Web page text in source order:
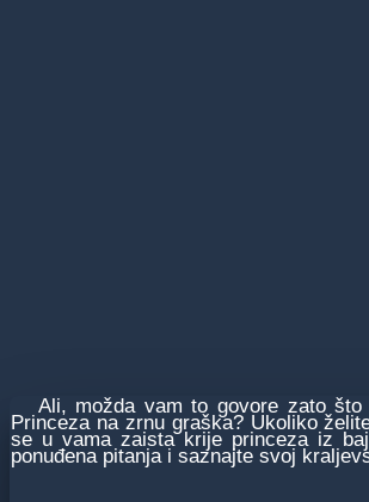
Ali, možda vam to govore zato što
Princeza na zrnu graška? Ukoliko
se u vama zaista krije princeza iz
ponuđena pitanja i saznajte svoj